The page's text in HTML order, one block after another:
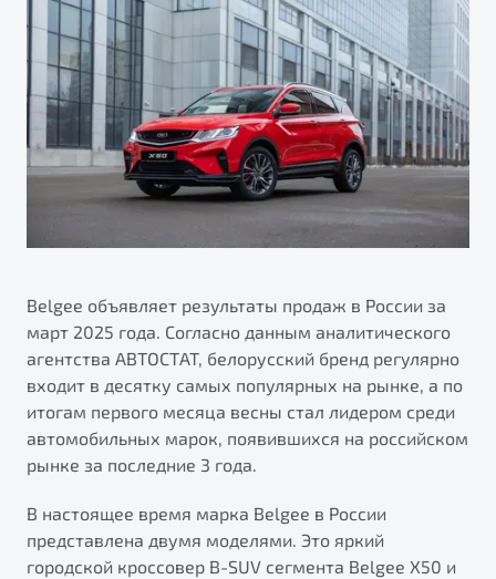
Яркий кроссовер
от 2 219 990 ₽*
Обзор В наличии
S50
Элегантный и практичный седан
от 1 699 990 ₽*
Обзор В наличии
Автокредит
Трейд-ин
Страхование
Расчет КАСКО
Узнайте о специальных выгодах при покупке
Подробно
ПОДДЕРЖКА
Гарантия Belgee
Belgee Линк
Belgee Клуб
Помощь на дорогах
О дилерском центре
Правовая информация
Belgee объявляет результаты продаж в России за
март 2025 года. Согласно данным аналитического
агентства АВТОСТАТ, белорусский бренд регулярно
входит в десятку самых популярных на рынке, а по
итогам первого месяца весны стал лидером среди
автомобильных марок, появившихся на российском
рынке за последние 3 года.
В настоящее время марка Belgee в России
представлена двумя моделями. Это яркий
городской кроссовер B-SUV сегмента Belgee X50 и